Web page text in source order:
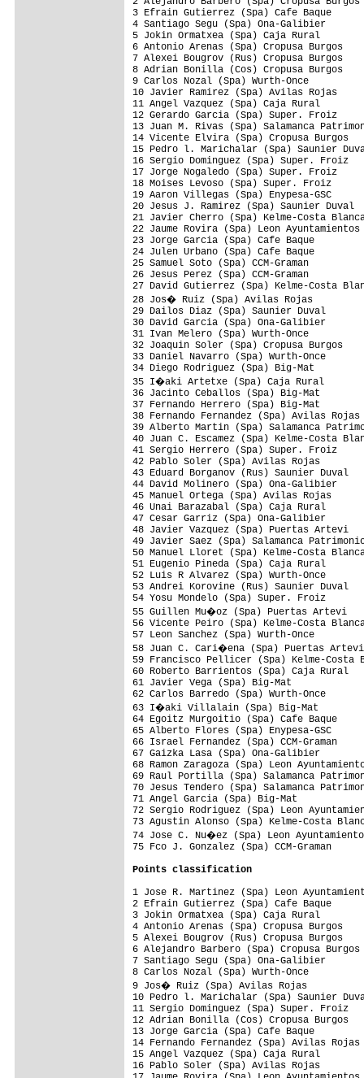
3 Efrain Gutierrez (Spa) Cafe
4 Santiago Segu (Spa) Ona-
5 Jokin Ormatxea (Spa) Caja Rural
6 Antonio Arenas (Spa) Cropusa
7 Alexei Bougrov (Rus) Cropusa
8 Adrian Bonilla (Cos) Cropusa
9 Carlos Nozal (Spa) Wurth-Once
10 Javier Ramirez (Spa) Avilas
11 Angel Vazquez (Spa) Caja Rural
12 Gerardo Garcia (Spa) Super.
13 Juan M. Rivas (Spa) Salamanca
14 Vicente Elvira (Spa) Cropusa
15 Pedro l. Marichalar (Spa) Saunier
16 Sergio Dominguez (Spa) Super.
17 Jorge Nogaledo (Spa) Super.
18 Moises Levoso (Spa) Super.
19 Aaron Villegas (Spa) Enypesa-
20 Jesus J. Ramirez (Spa) Saunier
21 Javier Cherro (Spa) Kelme-Costa
22 Jaume Rovira (Spa) Leon
23 Jorge Garcia (Spa) Cafe Baque
24 Julen Urbano (Spa) Cafe Baque
25 Samuel Soto (Spa) CCM-Graman
26 Jesus Perez (Spa) CCM-Graman
27 David Gutierrez (Spa) Kelme-Costa
28 Jos� Ruiz (Spa) Avilas Rojas
29 Dailos Diaz (Spa) Saunier Duval
30 David Garcia (Spa) Ona-Galibier
31 Ivan Melero (Spa) Wurth-Once
32 Joaquin Soler (Spa) Cropusa
33 Daniel Navarro (Spa) Wurth-
34 Diego Rodriguez (Spa) Big-Mat
35 I�aki Artetxe (Spa) Caja Rural
36 Jacinto Ceballos (Spa) Big-Mat
37 Fernando Herrero (Spa) Big-Mat
38 Fernando Fernandez (Spa) Avilas
39 Alberto Martin (Spa) Salamanca
40 Juan C. Escamez (Spa) Kelme-
41 Sergio Herrero (Spa) Super.
42 Pablo Soler (Spa) Avilas Rojas
43 Eduard Borganov (Rus) Saunier
44 David Molinero (Spa) Ona-
45 Manuel Ortega (Spa) Avilas
46 Unai Barazabal (Spa) Caja Rural
47 Cesar Garriz (Spa) Ona-Galibier
48 Javier Vazquez (Spa) Puertas
49 Javier Saez (Spa) Salamanca
50 Manuel Lloret (Spa) Kelme-Costa
51 Eugenio Pineda (Spa) Caja
52 Luis R Alvarez (Spa) Wurth-
53 Andrei Korovine (Rus) Saunier
54 Yosu Mondelo (Spa) Super.
55 Guillen Mu�oz (Spa) Puertas
56 Vicente Peiro (Spa) Kelme-Costa
57 Leon Sanchez (Spa) Wurth-Once
58 Juan C. Cari�ena (Spa) Puertas
59 Francisco Pellicer (Spa) Kelme-
60 Roberto Barrientos (Spa) Caja
61 Javier Vega (Spa) Big-Mat
62 Carlos Barredo (Spa) Wurth-
63 I�aki Villalain (Spa) Big-Mat
64 Egoitz Murgoitio (Spa) Cafe
65 Alberto Flores (Spa) Enypesa-
66 Israel Fernandez (Spa) CCM-
67 Gaizka Lasa (Spa) Ona-Galibier
68 Ramon Zaragoza (Spa) Leon
69 Raul Portilla (Spa) Salamanca
70 Jesus Tendero (Spa) Salamanca
71 Angel Garcia (Spa) Big-Mat
72 Sergio Rodriguez (Spa) Leon
73 Agustin Alonso (Spa) Kelme-Costa
74 Jose C. Nu�ez (Spa) Leon
75 Fco J. Gonzalez (Spa) CCM-
Points classification
1 Jose R. Martinez (Spa) Leon
2 Efrain Gutierrez (Spa) Cafe
3 Jokin Ormatxea (Spa) Caja
4 Antonio Arenas (Spa) Cropusa
5 Alexei Bougrov (Rus) Cropusa
6 Alejandro Barbero (Spa) Cropusa
7 Santiago Segu (Spa) Ona-
8 Carlos Nozal (Spa) Wurth-Once
9 Jos� Ruiz (Spa) Avilas Rojas
10 Pedro l. Marichalar (Spa)
11 Sergio Dominguez (Spa) Super.
12 Adrian Bonilla (Cos) Cropusa
13 Jorge Garcia (Spa) Cafe Baque
14 Fernando Fernandez (Spa) Avilas
15 Angel Vazquez (Spa) Caja
16 Pablo Soler (Spa) Avilas Rojas